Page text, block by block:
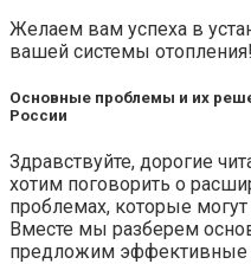
Желаем вам успеха в
вашей системы отопления!
Основные проблемы и их
России
Здравствуйте, дорогие
хотим поговорить о
проблемах, которые
Вместе мы разберем
предложим эффективные